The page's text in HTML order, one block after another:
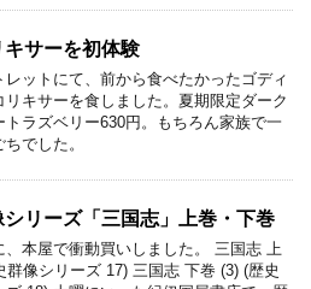
キサーを初体験
レットにて、前から食べたかったゴディ
リキサーを食しました。夏期限定ダーク
トラズベリー630円。もちろん家族で一
でした。
シリーズ「三国志」上巻・下巻
、本屋で衝動買いしました。 三国志 上
群像シリーズ 17) 三国志 下巻 (3) (歴史